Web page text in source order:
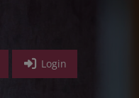
Login